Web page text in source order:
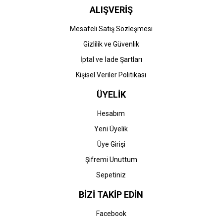
ALIŞVERİŞ
Mesafeli Satış Sözleşmesi
Gizlilik ve Güvenlik
İptal ve İade Şartları
Kişisel Veriler Politikası
ÜYELİK
Hesabım
Yeni Üyelik
Üye Girişi
Şifremi Unuttum
Sepetiniz
BİZİ TAKİP EDİN
Facebook